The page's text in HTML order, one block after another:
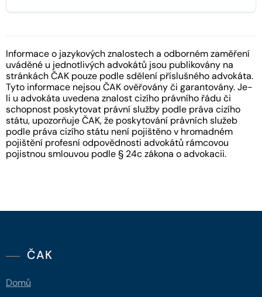
Informace o jazykových znalostech a odborném zaměření
uváděné u jednotlivých advokátů jsou publikovány na
stránkách ČAK pouze podle sdělení příslušného advokáta.
Tyto informace nejsou ČAK ověřovány či garantovány. Je-
li u advokáta uvedena znalost cizího právního řádu či
schopnost poskytovat právní služby podle práva cizího
státu, upozorňuje ČAK, že poskytování právních služeb
podle práva cizího státu není pojištěno v hromadném
pojištění profesní odpovědnosti advokátů rámcovou
pojistnou smlouvou podle § 24c zákona o advokacii.
ČAK
Domů